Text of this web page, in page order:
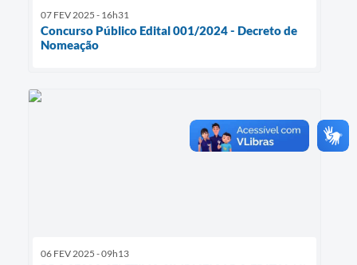
07 FEV 2025 - 16h31
Concurso Público Edital 001/2024 - Decreto de
Nomeação
06 FEV 2025 - 09h13